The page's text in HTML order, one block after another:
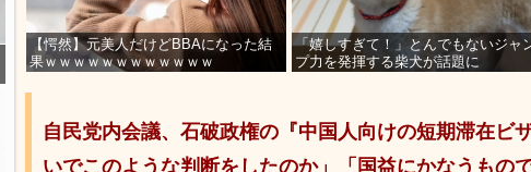
【愕然】元美人だけどBBAになった結
果ｗｗｗｗｗｗｗｗｗｗｗｗ
「嬉しすぎて！」とんでもないジャ
プ力を発揮する柴犬が話題に
自民党内会議、石破政権の『中国人向けの短期滞在ビ
いでこのような判断をしたのか」「国益にかなうもの